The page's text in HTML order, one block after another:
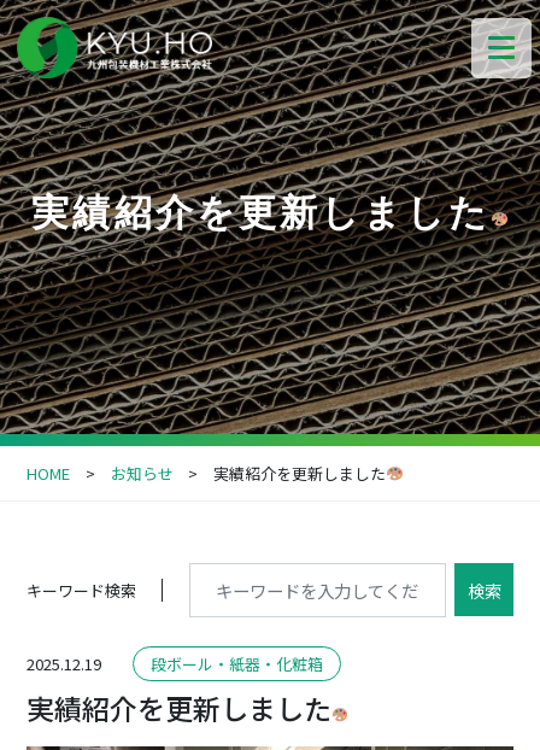
実績紹介を更新しました
HOME お知らせ 実績紹介を更新しました
キーワード検索 検索
2025.12.19 段ボール・紙器・化粧箱
実績紹介を更新しました